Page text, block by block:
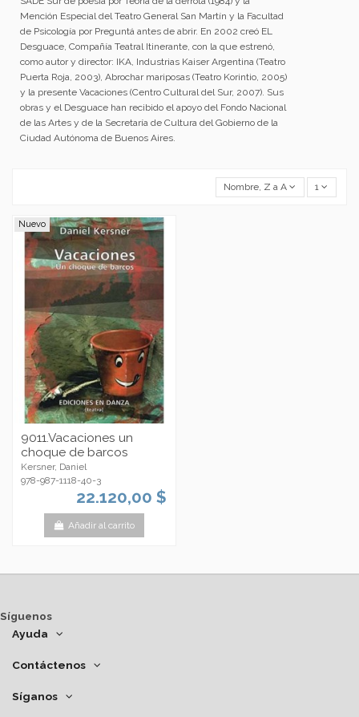
Mención Especial del Teatro General San Martín y la Facultad
de Psicología por Preguntá antes de abrir. En 2002 creó EL
Desguace, Compañía Teatral Itinerante, con la que estrenó,
como autor y director: IKA, Industrias Kaiser Argentina (Teatro
Puerta Roja, 2003), Abrochar mariposas (Teatro Korintio, 2005)
y la presente Vacaciones (Centro Cultural del Sur, 2007). Sus
obras y el Desguace han recibido el apoyo del Fondo Nacional
de las Artes y de la Secretaría de Cultura del Gobierno de la
Ciudad Autónoma de Buenos Aires.
Nombre, Z a A 1
Nuevo
9011.Vacaciones un
choque de barcos
Kersner, Daniel
978-987-1118-40-3
22.120,00 $
Añadir al carrito
Síguenos
Ayuda
Contáctenos
Síganos